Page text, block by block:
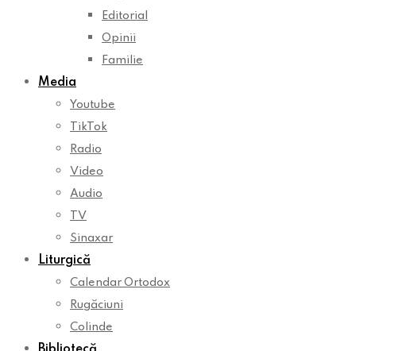
Editorial
Opinii
Familie
Media
Youtube
TikTok
Radio
Video
Audio
TV
Sinaxar
Liturgică
Calendar Ortodox
Rugăciuni
Colinde